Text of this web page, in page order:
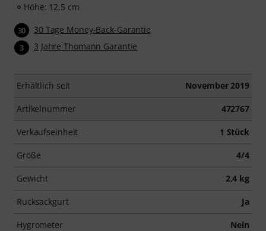
Höhe: 12,5 cm
30 30 Tage Money-Back-Garantie
3 3 Jahre Thomann Garantie
Erhältlich seit November 2019
Artikelnummer 472767
Verkaufseinheit 1 Stück
Größe 4/4
Gewicht 2,4 kg
Rucksackgurt Ja
Hygrometer Nein